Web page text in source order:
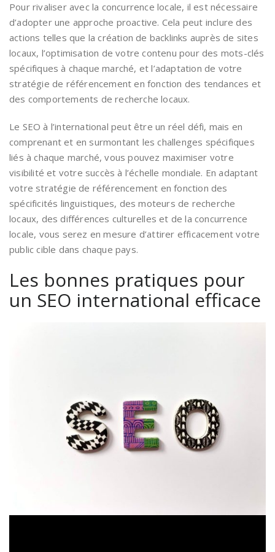
Pour rivaliser avec la concurrence locale, il est nécessaire
d’adopter une approche proactive. Cela peut inclure des
actions telles que la création de backlinks auprès de sites
locaux, l’optimisation de votre contenu pour des mots-clés
spécifiques à chaque marché, et l’adaptation de votre
stratégie de référencement en fonction des tendances et
des comportements de recherche locaux.
Le SEO à l’international peut être un réel défi, mais en
comprenant et en surmontant les challenges spécifiques
liés à chaque marché, vous pouvez maximiser votre
visibilité et votre succès à l’échelle mondiale. En adaptant
votre stratégie de référencement en fonction des
spécificités linguistiques, des moteurs de recherche
locaux, des différences culturelles et de la concurrence
locale, vous serez en mesure d’attirer efficacement votre
public cible dans chaque pays.
Les bonnes pratiques pour
un SEO international efficace